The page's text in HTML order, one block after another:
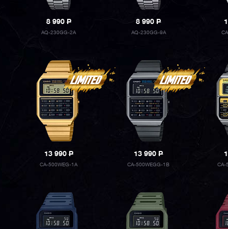
8 990P
AQ-230GG-2A
8 990P
AQ-230GG-9A
13 990P
CA-500WEG-1A
13 990P
CA-500WEGG-1B CA-